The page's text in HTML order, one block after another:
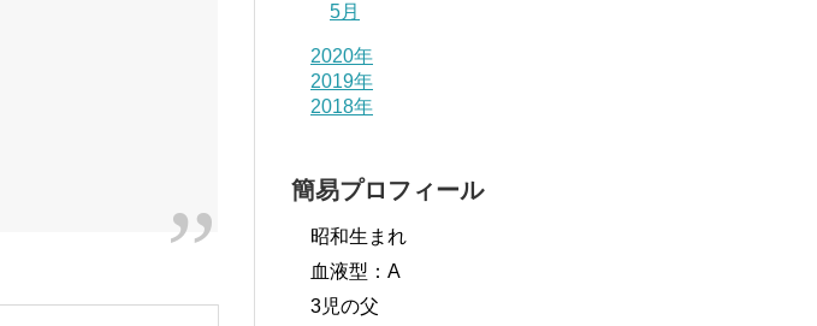
5月
2020年
2019年
2018年
簡易プロフィール
昭和生まれ
血液型：A
3児の父